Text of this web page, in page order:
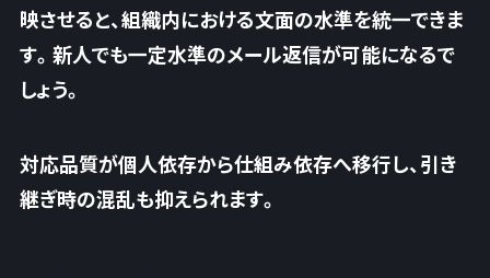
映させると、組織内における文面の水準を統一できま
す。新人でも一定水準のメール返信が可能になるで
しょう。
対応品質が個人依存から仕組み依存へ移行し、引き
継ぎ時の混乱も抑えられます。